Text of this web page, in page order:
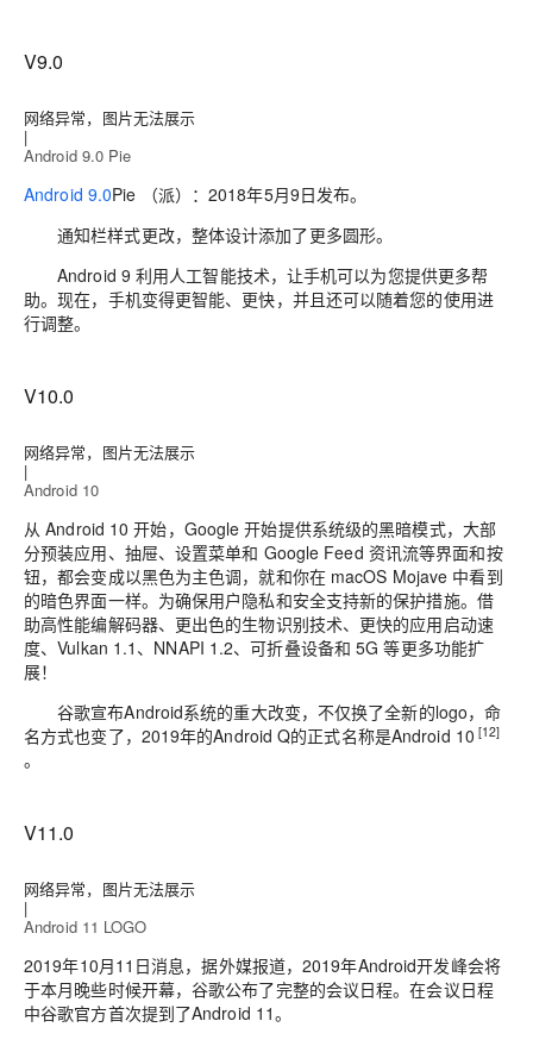
V9.0
网络异常，图片无法展示
|
Android 9.0 Pie
Android 9.0Pie （派）：2018年5月9日发布。
通知栏样式更改，整体设计添加了更多圆形。
Android 9 利用人工智能技术，让手机可以为您提供更多帮
助。现在，手机变得更智能、更快，并且还可以随着您的使用进
行调整。
V10.0
网络异常，图片无法展示
|
Android 10
从 Android 10 开始，Google 开始提供系统级的黑暗模式，大部
分预装应用、抽屉、设置菜单和 Google Feed 资讯流等界面和按
钮，都会变成以黑色为主色调，就和你在 macOS Mojave 中看到
的暗色界面一样。为确保用户隐私和安全支持新的保护措施。借
助高性能编解码器、更出色的生物识别技术、更快的应用启动速
度、Vulkan 1.1、NNAPI 1.2、可折叠设备和 5G 等更多功能扩
展！
谷歌宣布Android系统的重大改变，不仅换了全新的logo，命
名方式也变了，2019年的Android Q的正式名称是Android 10 [12]
。
V11.0
网络异常，图片无法展示
|
Android 11 LOGO
2019年10月11日消息，据外媒报道，2019年Android开发峰会将
于本月晚些时候开幕，谷歌公布了完整的会议日程。在会议日程
中谷歌官方首次提到了Android 11。